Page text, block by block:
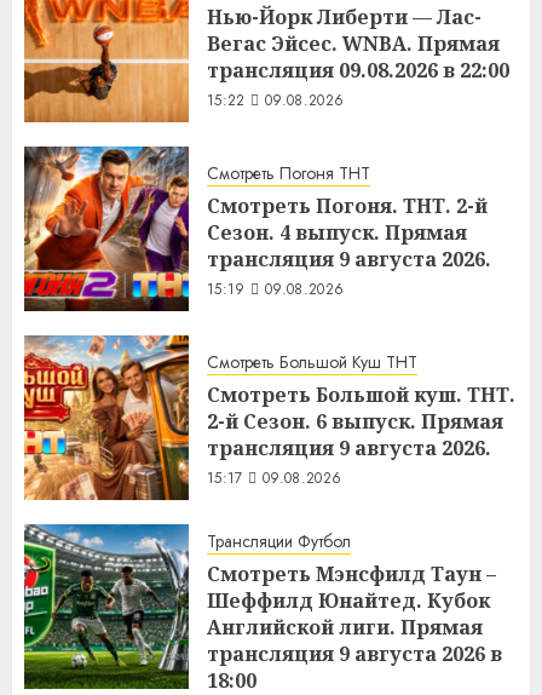
Нью-Йорк Либерти — Лас-
Вегас Эйсес. WNBA. Прямая
трансляция 09.08.2026 в 22:00
15:22 09.08.2026
Смотреть Погоня ТНТ
Смотреть Погоня. ТНТ. 2-й
Сезон. 4 выпуск. Прямая
трансляция 9 августа 2026.
15:19 09.08.2026
Смотреть Большой Куш ТНТ
Смотреть Большой куш. ТНТ.
2-й Сезон. 6 выпуск. Прямая
трансляция 9 августа 2026.
15:17 09.08.2026
Трансляции Футбол
Смотреть Мэнсфилд Таун –
Шеффилд Юнайтед. Кубок
Английской лиги. Прямая
трансляция 9 августа 2026 в
18:00